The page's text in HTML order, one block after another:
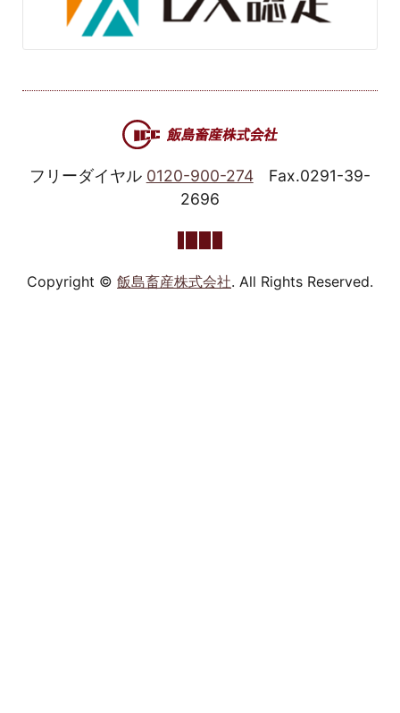
フリーダイヤル 0120-900-274
Fax.0291-39-
2696
Copyright © 飯島畜産株式会社. All Rights Reserved.